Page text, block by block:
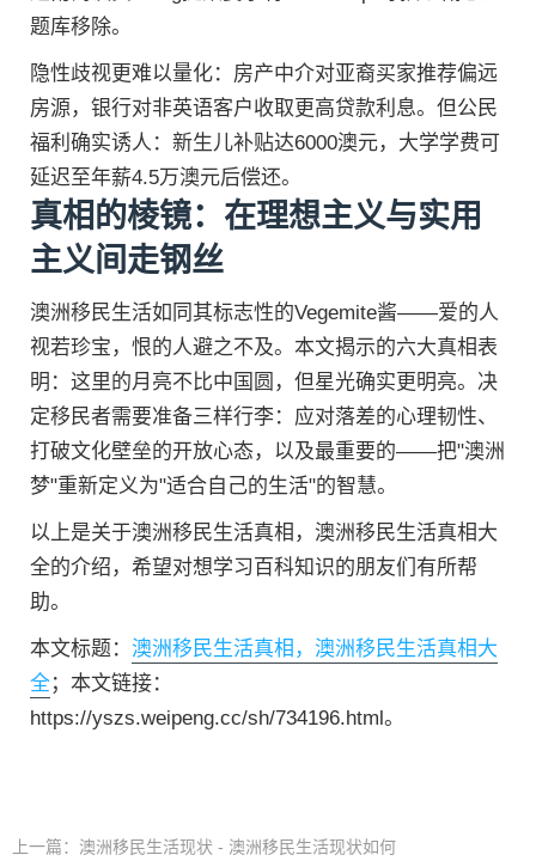
题库移除。
隐性歧视更难以量化：房产中介对亚裔买家推荐偏远
房源，银行对非英语客户收取更高贷款利息。但公民
福利确实诱人：新生儿补贴达6000澳元，大学学费可
延迟至年薪4.5万澳元后偿还。
真相的棱镜：在理想主义与实用
主义间走钢丝
澳洲移民生活如同其标志性的Vegemite酱——爱的人
视若珍宝，恨的人避之不及。本文揭示的六大真相表
明：这里的月亮不比中国圆，但星光确实更明亮。决
定移民者需要准备三样行李：应对落差的心理韧性、
打破文化壁垒的开放心态，以及最重要的——把"澳洲
梦"重新定义为"适合自己的生活"的智慧。
以上是关于澳洲移民生活真相，澳洲移民生活真相大
全的介绍，希望对想学习百科知识的朋友们有所帮
助。
本文标题： 澳洲移民生活真相，澳洲移民生活真相大
全；本文链接：
https://yszs.weipeng.cc/sh/734196.html。
上一篇： 澳洲移民生活现状 - 澳洲移民生活现状如何